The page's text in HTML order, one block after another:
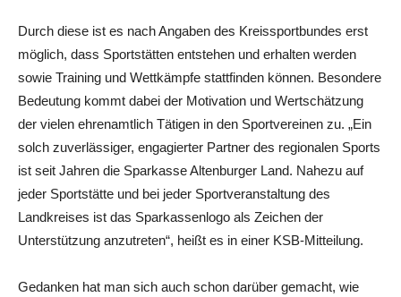
Durch diese ist es nach Angaben des Kreissportbundes erst
möglich, dass Sportstätten entstehen und erhalten werden
sowie Training und Wettkämpfe stattfinden können. Besondere
Bedeutung kommt dabei der Motivation und Wertschätzung
der vielen ehrenamtlich Tätigen in den Sportvereinen zu. „Ein
solch zuverlässiger, engagierter Partner des regionalen Sports
ist seit Jahren die Sparkasse Altenburger Land. Nahezu auf
jeder Sportstätte und bei jeder Sportveranstaltung des
Landkreises ist das Sparkassenlogo als Zeichen der
Unterstützung anzutreten“, heißt es in einer KSB-Mitteilung.
Gedanken hat man sich auch schon darüber gemacht, wie